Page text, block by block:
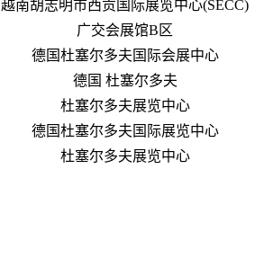
越南胡志明市西贡国际展览中心(SECC)
广交会展馆B区
德国杜塞尔多夫国际会展中心
德国 杜塞尔多夫
杜塞尔多夫展览中心
德国杜塞尔多夫国际展览中心
杜塞尔多夫展览中心